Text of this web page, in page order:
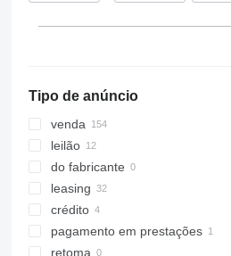
Tipo de anúncio
venda
leilão
do fabricante
leasing
crédito
pagamento em prestações
retoma